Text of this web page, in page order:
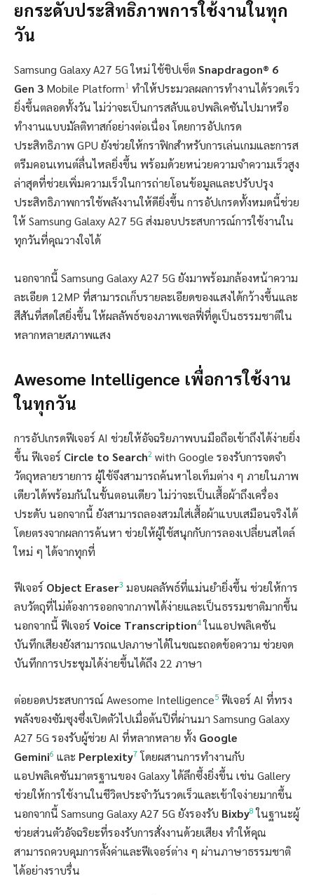
ยกระดับประสิทธิภาพการใช้งานในทุก
วัน
Samsung Galaxy A27 5G ใหม่ ใช้ชิปเซ็ต Snapdragon® 6
Gen 3 Mobile Platform1 ทำให้ประมวลผลการทำงานได้รวดเร็ว
ยิ่งขึ้นตลอดทั้งวัน ไม่ว่าจะเป็นการสลับแอปพลิเคชันไปมาหรือ
ทำงานแบบมัลติทาสก์อย่างต่อเนื่อง โดยการอัปเกรด
ประสิทธิภาพ GPU ยังช่วยให้กราฟิกสำหรับการเล่นเกมและการส
ตรีมคอนเทนต์ลื่นไหลยิ่งขึ้น พร้อมด้วยหน่วยความจำความเร็วสูง
ล่าสุดที่ช่วยเพิ่มความเร็วในการถ่ายโอนข้อมูลและปรับปรุง
ประสิทธิภาพการใช้พลังงานให้ดียิ่งขึ้น การอัปเกรดทั้งหมดนี้ช่วย
ให้ Samsung Galaxy A27 5G ส่งมอบประสบการณ์การใช้งานใน
ทุกวันที่คุณวางใจได้
นอกจากนี้ Samsung Galaxy A27 5G ยังมาพร้อมกล้องหน้าความ
ละเอียด 12MP ที่สามารถเก็บรายละเอียดของแสงได้กว้างขึ้นและ
สีสันที่สดใสยิ่งขึ้น ให้ผลลัพธ์ของภาพเซลฟี่ที่ดูเป็นธรรมชาติใน
หลากหลายสภาพแสง
Awesome Intelligence เพื่อการใช้งาน
ในทุกวัน
การอัปเกรดฟีเจอร์ AI ช่วยให้อัจฉริยภาพบนมือถือเข้าถึงได้ง่ายยิ่ง
ขึ้น ฟีเจอร์ Circle to Search2 with Google รองรับการจดจำ
วัตถุหลายรายการ ผู้ใช้จึงสามารถค้นหาไอเท็มต่าง ๆ ภายในภาพ
เดียวได้พร้อมกันในขั้นตอนเดียว ไม่ว่าจะเป็นเสื้อผ้าถึงเครื่อง
ประดับ นอกจากนี้ ยังสามารถลองสวมใส่เสื้อผ้าแบบเสมือนจริงได้
โดยตรงจากผลการค้นหา ช่วยให้ผู้ใช้สนุกกับการลองเปลี่ยนสไตล์
ใหม่ ๆ ได้จากทุกที่
ฟีเจอร์ Object Eraser3 มอบผลลัพธ์ที่แม่นยำยิ่งขึ้น ช่วยให้การ
ลบวัตถุที่ไม่ต้องการออกจากภาพได้ง่ายและเป็นธรรมชาติมากขึ้น
นอกจากนี้ ฟีเจอร์ Voice Transcription4ในแอปพลิเคชัน
บันทึกเสียงยังสามารถแปลภาษาได้ในขณะถอดข้อความ ช่วยจด
บันทึกการประชุมได้ง่ายขึ้นได้ถึง 22 ภาษา
ต่อยอดประสบการณ์ Awesome Intelligence5 ฟีเจอร์ AI ที่ทรง
พลังของซัมซุงซึ่งเปิดตัวไปเมื่อต้นปีที่ผ่านมา Samsung Galaxy
A27 5G รองรับผู้ช่วย AI ที่หลากหลาย ทั้ง Google
Gemini6 และ Perplexity7 โดยผสานการทำงานกับ
แอปพลิเคชันมาตรฐานของ Galaxy ได้ลึกซึ้งยิ่งขึ้น เช่น Gallery
ช่วยให้การใช้งานในชีวิตประจำวันรวดเร็วและเข้าใจง่ายมากขึ้น
นอกจากนี้ Samsung Galaxy A27 5G ยังรองรับ Bixby8 ในฐานะผู้
ช่วยส่วนตัวอัจฉริยะที่รองรับการสั่งงานด้วยเสียง ทำให้คุณ
สามารถควบคุมการตั้งค่าและฟีเจอร์ต่าง ๆ ผ่านภาษาธรรมชาติ
ได้อย่างราบรื่น